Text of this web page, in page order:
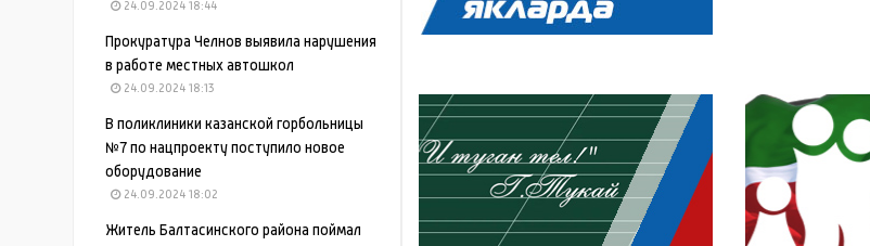
24.09.2024 18:44
Прокуратура Челнов выявила нарушения
в работе местных автошкол
24.09.2024 18:13
В поликлиники казанской горбольницы
№7 по нацпроекту поступило новое
оборудование
24.09.2024 18:02
Житель Балтасинского района поймал